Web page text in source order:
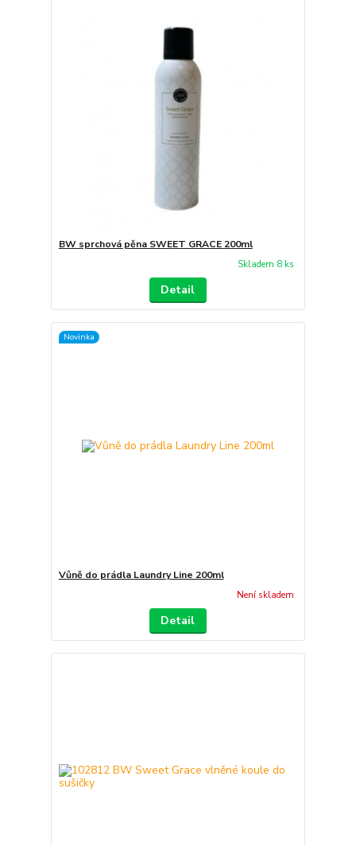
BW sprchová pěna SWEET GRACE 200ml
Skladem 8 ks
Detail
Novinka
Vůně do prádla Laundry Line 200ml
Není skladem
Detail